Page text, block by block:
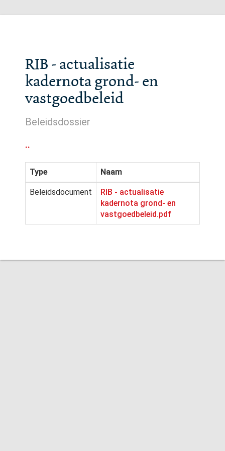
RIB - actualisatie
kadernota grond- en
vastgoedbeleid
Beleidsdossier
..
Type Naam
Beleidsdocument
RIB - actualisatie
kadernota grond- en
vastgoedbeleid.pdf